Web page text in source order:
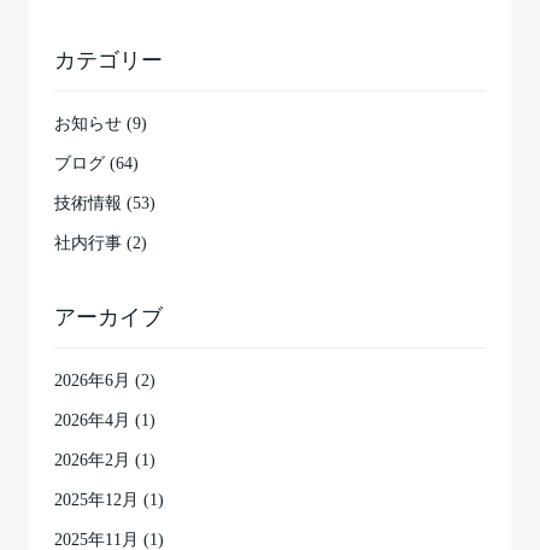
カテゴリー
お知らせ (9)
ブログ (64)
技術情報 (53)
社内行事 (2)
アーカイブ
2026年6月 (2)
2026年4月 (1)
2026年2月 (1)
2025年12月 (1)
2025年11月 (1)